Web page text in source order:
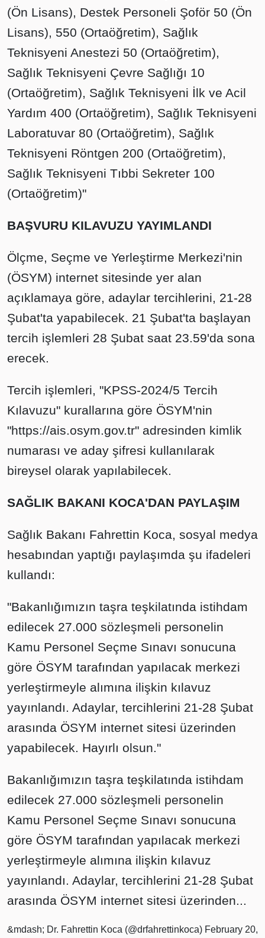
(Ön Lisans), Destek Personeli Şoför 50 (Ön
Lisans), 550 (Ortaöğretim), Sağlık
Teknisyeni Anestezi 50 (Ortaöğretim),
Sağlık Teknisyeni Çevre Sağlığı 10
(Ortaöğretim), Sağlık Teknisyeni İlk ve Acil
Yardım 400 (Ortaöğretim), Sağlık Teknisyeni
Laboratuvar 80 (Ortaöğretim), Sağlık
Teknisyeni Röntgen 200 (Ortaöğretim),
Sağlık Teknisyeni Tıbbi Sekreter 100
(Ortaöğretim)"
BAŞVURU KILAVUZU YAYIMLANDI
Ölçme, Seçme ve Yerleştirme Merkezi'nin
(ÖSYM) internet sitesinde yer alan
açıklamaya göre, adaylar tercihlerini, 21-28
Şubat'ta yapabilecek. 21 Şubat'ta başlayan
tercih işlemleri 28 Şubat saat 23.59'da sona
erecek.
Tercih işlemleri, "KPSS-2024/5 Tercih
Kılavuzu" kurallarına göre ÖSYM'nin
"https://ais.osym.gov.tr" adresinden kimlik
numarası ve aday şifresi kullanılarak
bireysel olarak yapılabilecek.
SAĞLIK BAKANI KOCA'DAN PAYLAŞIM
Sağlık Bakanı Fahrettin Koca, sosyal medya
hesabından yaptığı paylaşımda şu ifadeleri
kullandı:
"Bakanlığımızın taşra teşkilatında istihdam
edilecek 27.000 sözleşmeli personelin
Kamu Personel Seçme Sınavı sonucuna
göre ÖSYM tarafından yapılacak merkezi
yerleştirmeyle alımına ilişkin kılavuz
yayınlandı. Adaylar, tercihlerini 21-28 Şubat
arasında ÖSYM internet sitesi üzerinden
yapabilecek. Hayırlı olsun."
Bakanlığımızın taşra teşkilatında istihdam
edilecek 27.000 sözleşmeli personelin
Kamu Personel Seçme Sınavı sonucuna
göre ÖSYM tarafından yapılacak merkezi
yerleştirmeyle alımına ilişkin kılavuz
yayınlandı. Adaylar, tercihlerini 21-28 Şubat
arasında ÖSYM internet sitesi üzerinden...
&mdash; Dr. Fahrettin Koca (@drfahrettinkoca) February 20,